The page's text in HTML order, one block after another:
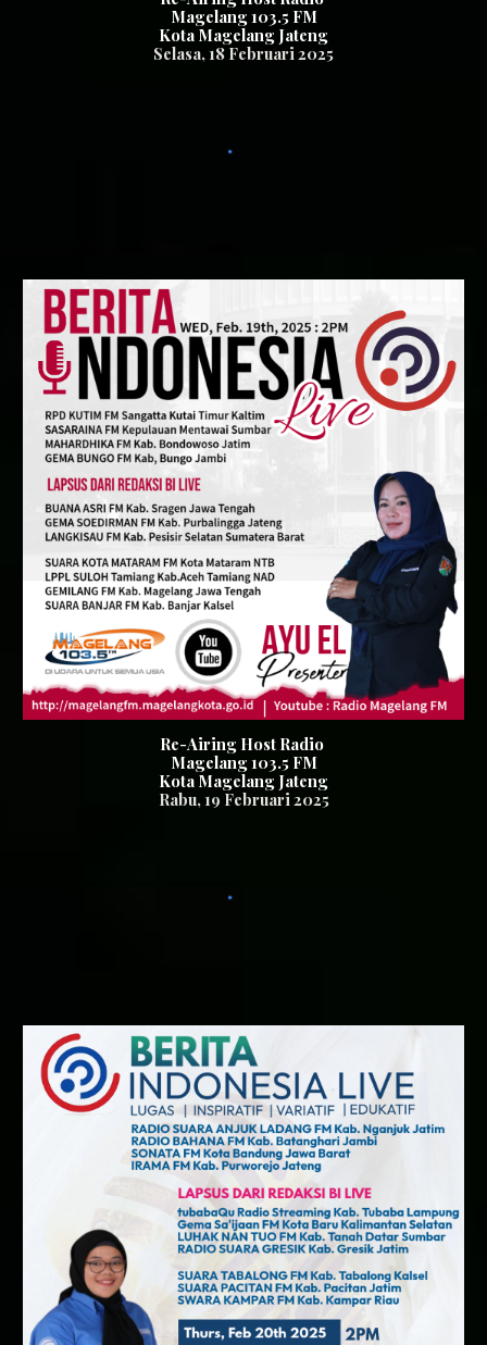
Magelang 103.5 FM
Kota Magelang Jateng
Selasa, 18 Februari 2025
Re-Airing Host Radio
Magelang 103.5 FM
Kota Magelang Jateng
Rabu, 19 Februari 2025